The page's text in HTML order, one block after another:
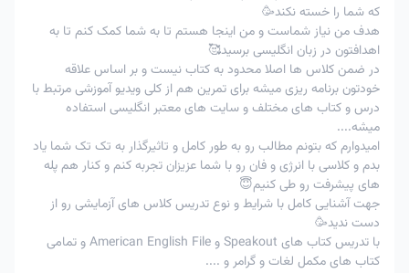
تومان سوخت شده و 100 هزار تومان دیگر به کیف پول زبان
آموز برگشت خواهد شد.
که شما را خسته نکند🥳
هدف من نیاز شماست و من اینجا هستم تا به شما کمک کنم تا به
اهدافتون در زبان انگلیسی برسید🥰
در ضمن کلاس ها اصلا محدود به کتاب نیست و بر اساس علاقه
خودتون برنامه ریزی میشه برای تمرین هم از کلی ویدیو آموزشی مرتبط با
درس و کتاب های مختلف و سایت های معتبر انگلیسی استفاده
میشه....
امیدوارم که بتونم مطالب رو به طور کامل و تاثیرگذار به تک تک شما یاد
بدم و کلاسی با انرژی و فان رو با شما عزیزان تجربه کنم و کنار هم پله
های پیشرفت رو طی کنیم😇
جهت آشنایی کامل با شرایط و نوع تدریس کلاس های آزمایشی رو از
دست ندید🥳
با تدریس کتاب های Speakout و American English File و تمامی
کتاب های مکمل لغات و گرامر و ....